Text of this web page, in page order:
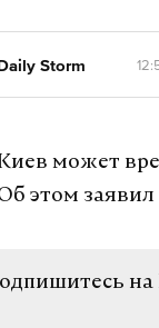
Storm
может
этом
на